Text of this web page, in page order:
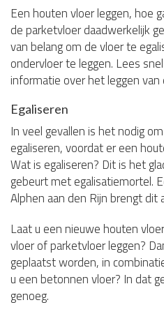
Een houten vloer leggen, hoe
de parketvloer daadwerkelijk
van belang om de vloer te
ondervloer te leggen. Lees
informatie over het leggen van
Egaliseren
In veel gevallen is het nodig
egaliseren, voordat er een
Wat is egaliseren? Dit is het
gebeurt met egalisatiemortel.
Alphen aan den Rijn brengt dit
Laat u een nieuwe houten
vloer of parketvloer leggen?
geplaatst worden, in
u een betonnen vloer? In dat
genoeg.